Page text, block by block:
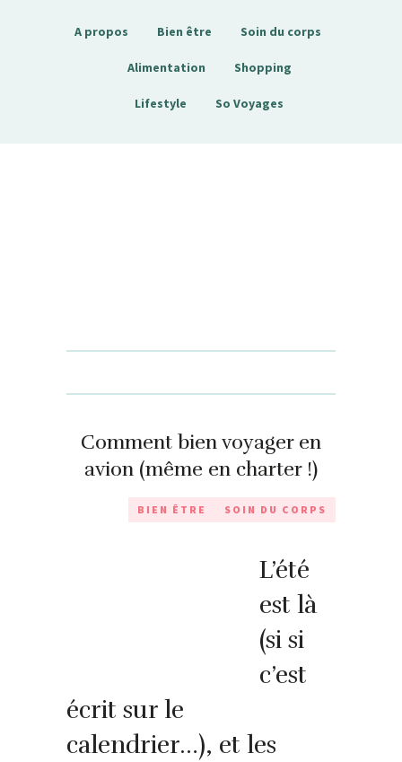
A propos Bien être Soin du corps
Alimentation Shopping
Lifestyle So Voyages
Comment bien voyager en
avion (même en charter !)
BIEN ÊTRE SOIN DU CORPS
L’été
est là
(si si
c’est
écrit sur le
calendrier…), et les